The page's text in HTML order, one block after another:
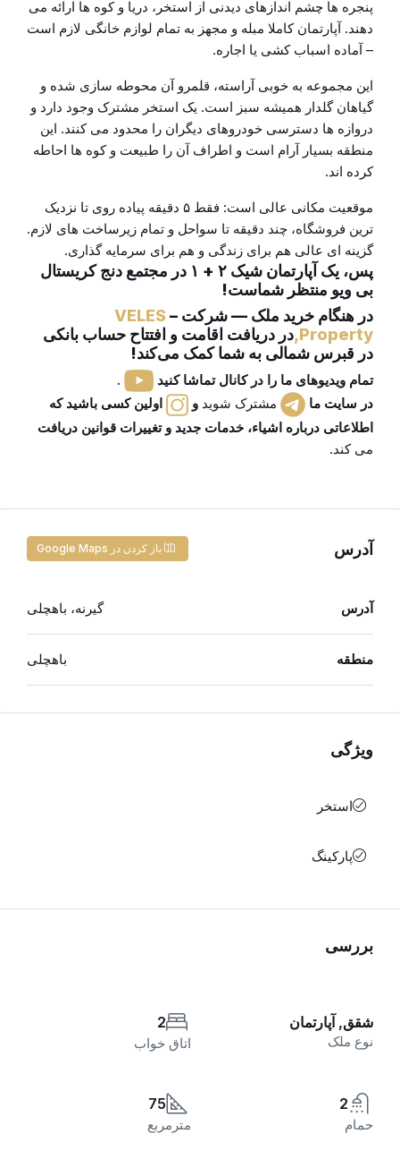
پنجره ها چشم اندازهای دیدنی از استخر، دریا و کوه ها ارائه می
دهند. آپارتمان کاملا مبله و مجهز به تمام لوازم خانگی لازم است
– آماده اسباب کشی یا اجاره.
این مجموعه به خوبی آراسته، قلمرو آن محوطه سازی شده و
گیاهان گلدار همیشه سبز است. یک استخر مشترک وجود دارد و
دروازه ها دسترسی خودروهای دیگران را محدود می کنند. این
منطقه بسیار آرام است و اطراف آن را طبیعت و کوه ها احاطه
کرده اند.
موقعیت مکانی عالی است: فقط ۵ دقیقه پیاده روی تا نزدیک
ترین فروشگاه، چند دقیقه تا سواحل و تمام زیرساخت های لازم.
گزینه ای عالی هم برای زندگی و هم برای سرمایه گذاری.
پس، یک آپارتمان شیک ۲ + ۱ در مجتمع دنج کریستال
بی ویو منتظر شماست!
در هنگام خرید ملک — شرکت – VELES
Property, در دریافت اقامت و افتتاح حساب بانکی
در قبرس شمالی به شما کمک می‌کند!
تمام ویدیوهای ما را در کانال تماشا کنید
.
در سایت ما
مشترک شوید و
اولین کسی باشید که
اطلاعاتی درباره اشیاء، خدمات جدید و تغییرات قوانین دریافت
می کند.
آدرس باز کردن در Google Maps
آدرس گیرنه، باهچلی
منطقه باهچلی
ویژگی
استخر
پارکینگ
بررسی
شقق, آپارتمان
نوع ملک
2
اتاق خواب
2
حمام
75
مترمربع